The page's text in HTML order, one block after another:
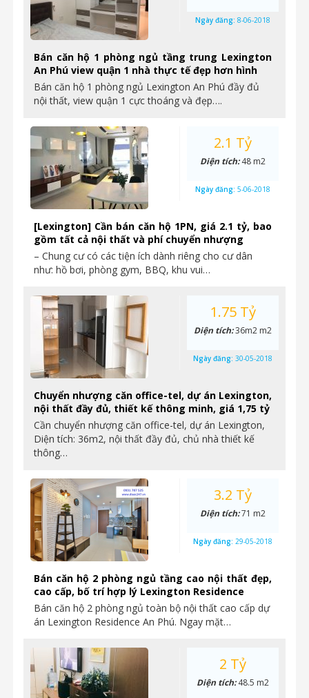
Bán căn hộ 1 phòng ngủ tầng trung Lexington
An Phú view quận 1 nhà thực tế đẹp hơn hình
Bán căn hộ 1 phòng ngủ Lexington An Phú đầy đủ
nội thất, view quận 1 cực thoáng và đẹp….
Ngày đăng: 8-06-2018
[Lexington] Cần bán căn hộ 1PN, giá 2.1 tỷ, bao
gồm tất cả nội thất và phí chuyển nhượng
– Chung cư có các tiện ích dành riêng cho cư dân
như: hồ bơi, phòng gym, BBQ, khu vui…
2.1 Tỷ
Diện tích:48 m2
Ngày đăng: 5-06-2018
Chuyển nhượng căn office-tel, dự án Lexington,
nội thất đầy đủ, thiết kế thông minh, giá 1,75 tỷ
Cần chuyển nhượng căn office-tel, dự án Lexington,
Diện tích: 36m2, nội thất đầy đủ, chủ nhà thiết kế
thông…
1.75 Tỷ
Diện tích:36m2 m2
Ngày đăng: 30-05-2018
Bán căn hộ 2 phòng ngủ tầng cao nội thất đẹp,
cao cấp, bố trí hợp lý Lexington Residence
Bán căn hộ 2 phòng ngủ toàn bộ nội thất cao cấp dự
án Lexington Residence An Phú. Ngay mặt…
3.2 Tỷ
Diện tích:71 m2
Ngày đăng: 29-05-2018
2 Tỷ
Diện tích:48.5 m2